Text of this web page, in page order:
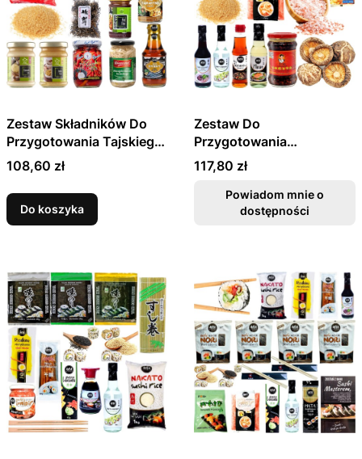
Zestaw Składników Do
Przygotowania Tajskiego
Makaronu PAD THAI 14
Produktów
Cena
108,60 zł
Do koszyka
Zestaw Do
Przygotowania
Kremowego Tonkotsu
HAKATA Fukuoki Ramen
14 Produktów
Cena
117,80 zł
Powiadom mnie o
dostępności